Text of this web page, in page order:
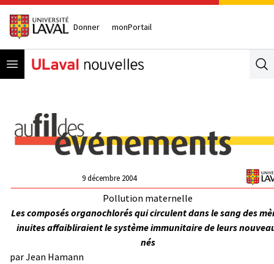
Donner monPortail
Open menu
9 décembre 2004
Pollution maternelle
Les composés organochlorés qui circulent dans le sang des
inuites affaibliraient le système immunitaire de leurs
nés
par Jean Hamann